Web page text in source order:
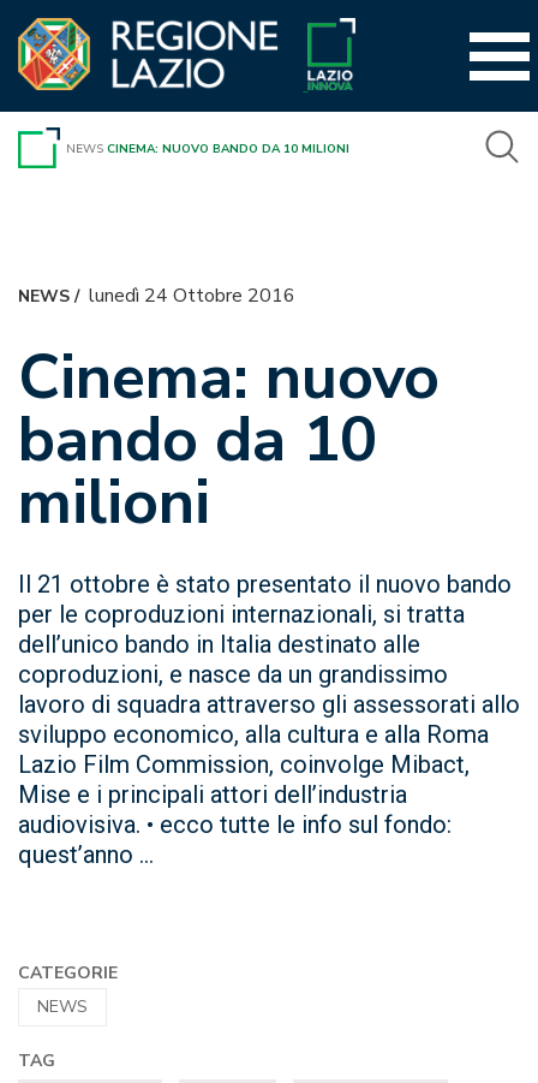
contenuto
NEWS CINEMA: NUOVO BANDO DA 10 MILIONI
NEWS/ lunedì 24 Ottobre 2016
Cinema: nuovo
bando da 10
milioni
Il 21 ottobre è stato presentato il nuovo bando
per le coproduzioni internazionali, si tratta
dell’unico bando in Italia destinato alle
coproduzioni, e nasce da un grandissimo
lavoro di squadra attraverso gli assessorati allo
sviluppo economico, alla cultura e alla Roma
Lazio Film Commission, coinvolge Mibact,
Mise e i principali attori dell’industria
audiovisiva. • ecco tutte le info sul fondo:
quest’anno ...
CATEGORIE
NEWS
TAG